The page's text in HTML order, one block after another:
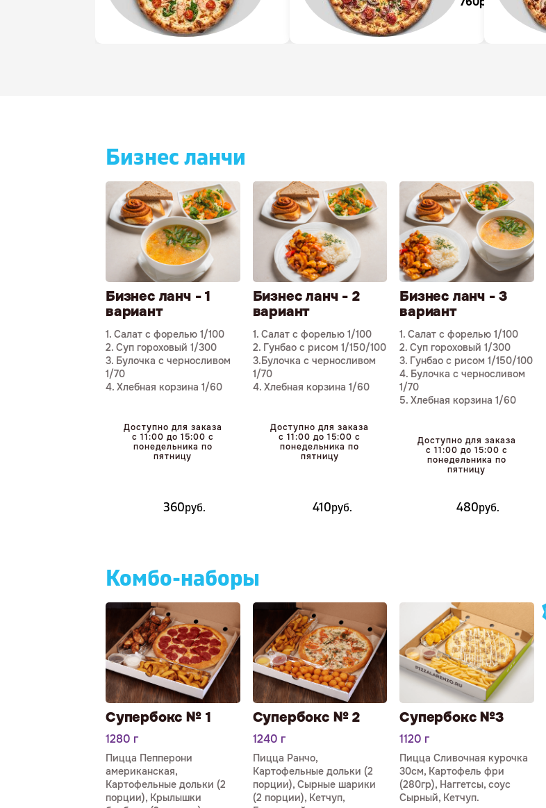
Бизнес ланчи
Бизнес ланч - 1
вариант
1. Салат с форелью 1/100
2. Суп гороховый 1/300
3. Булочка с черносливом
1/70
4. Хлебная корзина 1/60
360руб.
Доступно для заказа
с 11:00 до 15:00 с
понедельника по
пятницу
Бизнес ланч - 2
вариант
1. Салат с форелью 1/100
2. Гунбао с рисом 1/150/100
3.Булочка с черносливом
1/70
4. Хлебная корзина 1/60
410руб.
Доступно для заказа
с 11:00 до 15:00 с
понедельника по
пятницу
Бизнес ланч - 3
вариант
1. Салат с форелью 1/100
2. Суп гороховый 1/300
3. Гунбао с рисом 1/150/100
4. Булочка с черносливом
1/70
5. Хлебная корзина 1/60
480руб.
Доступно для заказа
с 11:00 до 15:00 с
понедельника по
пятницу
Комбо-наборы
Супербокс № 1
1280 г
Пицца Пепперони
американская,
Картофельные дольки (2
порции), Крылышки
Супербокс № 2
1240 г
Пицца Ранчо,
Картофельные дольки (2
порции), Сырные шарики
(2 порции), Кетчуп,
Супербокс №3
1120 г
Пицца Сливочная курочка
30см, Картофель фри
(280гр), Наггетсы, соус
Сырный, Кетчуп.